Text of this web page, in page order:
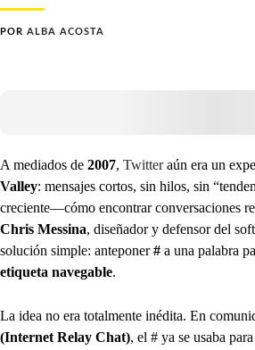
POR ALBA ACOSTA
A mediados de 2007, Twitteraún era un
Valley: mensajes cortos, sin hilos, sin
creciente—cómo encontrar conversaciones
Chris Messina, diseñador y defensor del
solución simple: anteponer# a una palabra
etiqueta navegable.
La idea no era totalmente inédita. En
(Internet Relay Chat), el # ya se usaba